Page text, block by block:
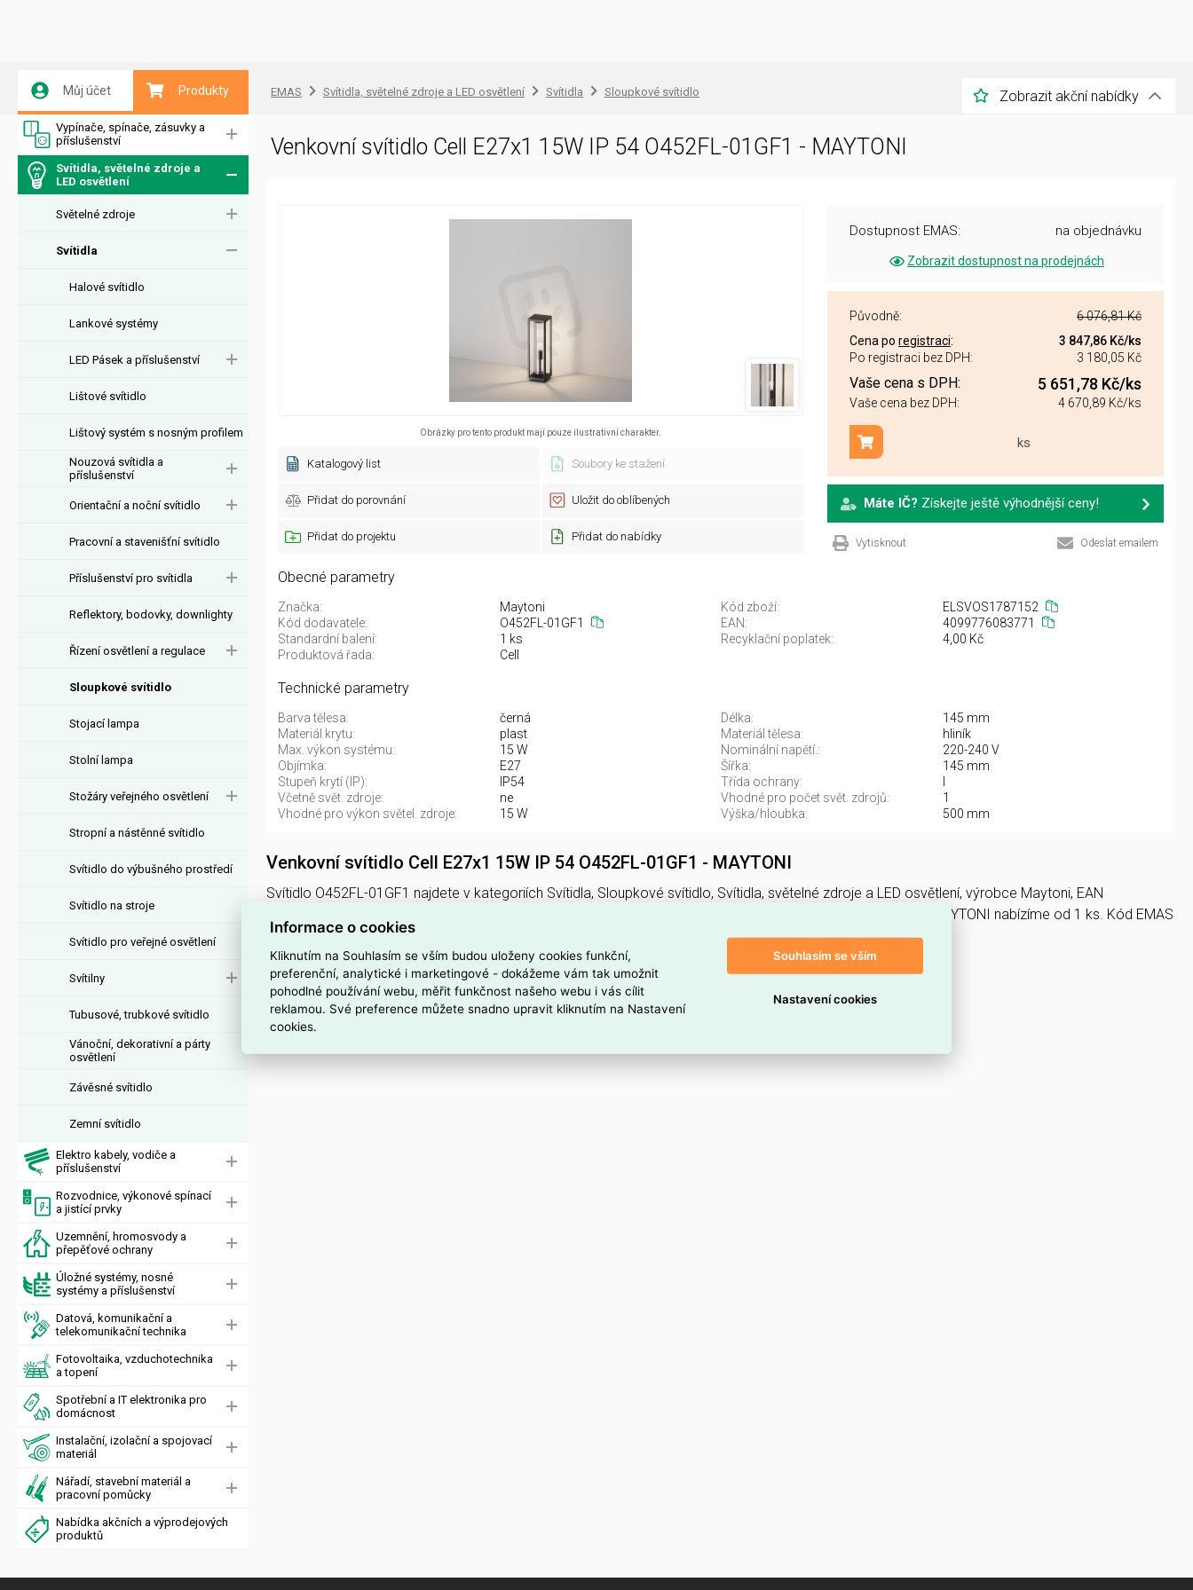
Můj účet Produkty
Vypínače, spínače, zásuvky a
příslušenství
Svítidla, světelné zdroje a
LED osvětlení
Světelné zdroje
Svítidla
Halové svítidlo
Lankové systémy
LED Pásek a příslušenství
Lištové svítidlo
Lištový systém s nosným profilem
Nouzová svítidla a
příslušenství
Orientační a noční svítidlo
Pracovní a stavenišťní svítidlo
Příslušenství pro svítidla
Reflektory, bodovky, downlighty
Řízení osvětlení a regulace
Sloupkové svítidlo
Stojací lampa
Stolní lampa
Stožáry veřejného osvětlení
Stropní a nástěnné svítidlo
Svítidlo do výbušného prostředí
Svítidlo na stroje
Svítidlo pro veřejné osvětlení
Svítilny
Tubusové, trubkové svítidlo
Vánoční, dekorativní a párty
osvětlení
Závěsné svítidlo
Zemní svítidlo
Elektro kabely, vodiče a
příslušenství
Rozvodnice, výkonové spínací
a jistící prvky
Uzemnění, hromosvody a
přepěťové ochrany
Úložné systémy, nosné
systémy a příslušenství
Datová, komunikační a
telekomunikační technika
Fotovoltaika, vzduchotechnika
a topení
Spotřební a IT elektronika pro
domácnost
Instalační, izolační a spojovací
materiál
Nářadí, stavební materiál a
pracovní pomůcky
Nabídka akčních a výprodejových
produktů
EMAS Svítidla, světelné zdroje a LED osvětlení Svítidla Sloupkové svítidlo Zobrazit akční nabídky
Venkovní svítidlo Cell E27x1 15W IP 54 O452FL-01GF1 - MAYTONI
Obrázky pro tento produkt mají pouze ilustrativní charakter.
Katalogový list Soubory ke stažení
Přidat do porovnání Uložit do oblíbených
Přidat do projektu Přidat do nabídky
Dostupnost EMAS: na objednávku
Zobrazit dostupnost na prodejnách
Původně:
6 076,81 Kč
Cena po registraci: 3 847,86 Kč/ks
Po registraci bez DPH:
3 180,05 Kč
Vaše cena s DPH: 5 651,78 Kč/ks
Vaše cena bez DPH: 4 670,89 Kč/ks
ks
Přidat do košíku
Máte IČ? Získejte ještě výhodnější ceny!
Vytisknout Odeslat emailem
Obecné parametry
Značka: Maytoni Kód zboží:
ELSVOS1787152
Kód dodavatele:
O452FL-01GF1 EAN:
4099776083771
Standardní balení:
1 ks Recyklační poplatek:
4,00 Kč
Produktová řada:
Cell
Technické parametry
Barva tělesa: černá Délka:
145 mm
Materiál krytu:
plast Materiál tělesa:
hliník
Max. výkon systému:
15 W Nominální napětí.:
220-240 V
Objímka:
E27 Šířka:
145 mm
Stupeň krytí (IP):
IP54 Třída ochrany:
Včetně svět. zdroje:
ne Vhodné pro počet svět. zdrojů:
1
Vhodné pro výkon světel. zdroje:
15 W Výška/hloubka: 500 mm
Venkovní svítidlo Cell E27x1 15W IP 54 O452FL-01GF1 - MAYTONI
Svítidlo O452FL-01GF1 najdete v kategoriích Svítidla, Sloupkové svítidlo, Svítidla, světelné zdroje a LED osvětlení, výrobce Maytoni, EAN
4099776083771, kód dodavatele O452FL-01GF1. Venkovní svítidlo Cell E27x1 15W IP 54 O452FL-01GF1 - MAYTONI nabízíme od 1 ks. Kód EMAS
Svítidlo O452FL-01GF1 je ELSVOS1787152.
Interní název produktu
Svítidlo O452FL-01GF1
Informace o cookies
Kliknutím na Souhlasím se vším budou uloženy cookies funkční,
preferenční, analytické i marketingové - dokážeme vám tak umožnit
pohodlné používání webu, měřit funkčnost našeho webu i vás cílit
reklamou. Své preference můžete snadno upravit kliknutím na Nastavení
cookies.
Souhlasím se vším
Nastavení cookies